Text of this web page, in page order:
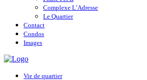
Complexe L’Adresse
Le Quartier
Contact
Condos
Images
Vie de quartier